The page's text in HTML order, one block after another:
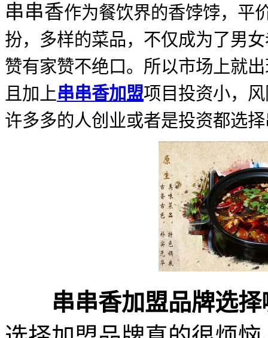
串串香作为餐饮界的香饽饽，平
扮，多样的菜品，不仅成为了男
赞有家赞不绝口。所以市场上就
且加上串串香加盟项目投资小，
许多多的人创业或者是投资都选
串串香加盟品牌选